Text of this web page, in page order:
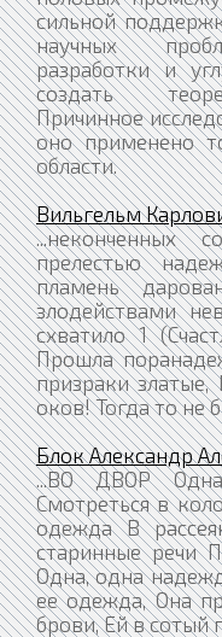
сильной
научных
разработки и
создать
Причинное
оно применено
области.
Вильгельм
...неконченных
прелестью
пламень
злодействами
схватило 1
Прошла
призраки
оков! Тогда то не
Блок Александр
...ВО ДВОР
Смотреться в
одежда В
старинные речи
Одна, одна
ее одежда, Она
брови, Ей в сотый